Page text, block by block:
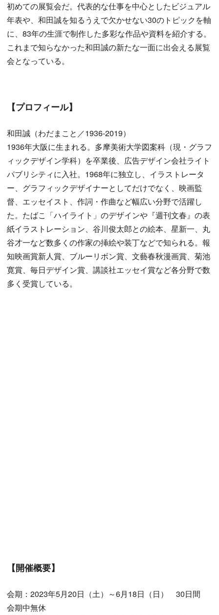
初めての展覧会だ。代表的な仕事を中心としたビジュアル
年表や、和田誠を知るうえで欠かせない30のトピックを軸
に、83年の生涯で制作した多彩な作品や資料を紹介する。
これまで知らなかった和田誠の新たな一面に出会える展覧
会となっている。
【プロフィール】
和田誠（わだまこと／1936-2019）
1936年大阪に生まれる。多摩美術大学図案科（現・グラフ
ィックデザイン学科）を卒業後、広告デザイン会社ライト
パブリシティに入社。1968年に独立し、イラストレータ
ー、グラフィックデザイナーとしてだけでなく、映画監
督、エッセイスト、作詞・作曲など幅広い分野で活躍し
た。たばこ「ハイライト」のデザインや『週刊文春』の表
紙イラストレーション、谷川俊太郎との絵本、星新一、丸
谷才一など数多くの作家の挿絵や装丁などで知られる。報
知映画賞新人賞、ブルーリボン賞、文藝春秋漫画賞、菊池
寛賞、毎日デザイン賞、講談社エッセイ賞など各分野で数
多く受賞している。
【開催概要】
会期：2023年5月20日（土）～6月18日（日） 30日間
会期中無休